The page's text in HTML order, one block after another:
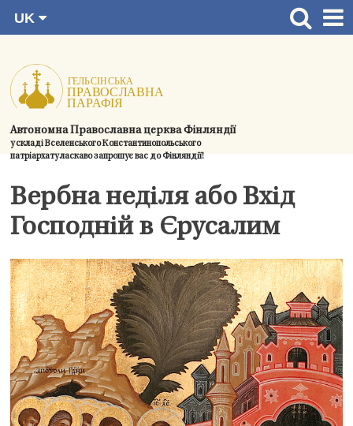
змісту.
Автономна Православна церква Фінляндії
у складі Вселенського Константинопольського
патріархату ласкаво запрошує вас до Фінляндії!
UK
SV
EN
Новини
Церкви
Богослужіння
Контактна інформація
Вербна неділя або Вхід
Господній в Єрусалим